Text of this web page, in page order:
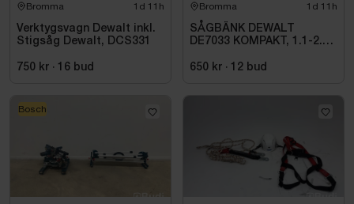
Bromma 1d 11h
Verktygsvagn Dewalt inkl.
Stigsåg Dewalt, DCS331
750 kr · 16 bud
Bromma 1d 11h
SÅGBÄNK DEWALT
DE7033 KOMPAKT, 1.1-2.5
650 kr · 12 bud
Bosch